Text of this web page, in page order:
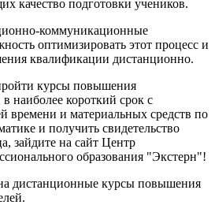
качество подготовки учеников.
коммуникационные
оптимизировать этот процесс и
квалификации дистанционно.
курсы повышения
наиболее короткий срок с
времени и материальных средств по
и получить свидетельство
зайдите на сайт Центр
образования "Экстерн"!
дистанционные курсы повышения